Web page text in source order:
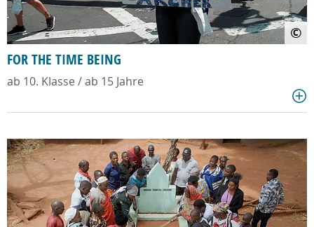
©
FOR THE TIME BEING
ab 10. Klasse / ab 15 Jahre